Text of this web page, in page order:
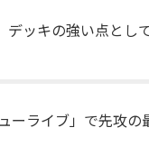
デッキの強い点として
ーライブ」で先攻の